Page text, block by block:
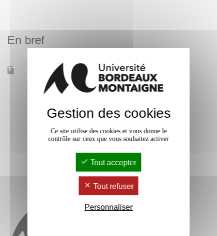
En bref
Accessible à distance Non
Gestion des cookies
Ce site utilise des cookies et vous donne le
contrôle sur ceux que vous souhaitez activer
Tout accepter
Tout refuser
Personnaliser